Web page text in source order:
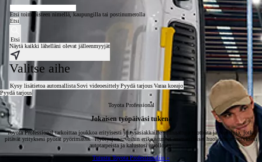
Etsi toimipisteen nimellä, kaupungilla tai postinumerolla
Etsi
Etsi
Näytä kaikki lähelläni olevat jälleenmyyjät
Valitse aihe
Kysy lisätietoa automallistaSovi videoesittelyPyydä tarjousVaraa koeajo
Pyydä tarjous
Toyota Professional
Jokaisen työpäiväsi tukena
Toyota Professional tarkoittaa joukkoa erityisesti yritysasiakkaille suunnattuja tuotteita ja palveluja, jotka
pitävät yrityksesi pyörät pyörimässä. Hyötyajoneuvoihin erikoistuneet ammattilaiset huolehtivat yrityksesi
autotarpeista ja kalustosi huollosta.
Tutustu Toyota Professionaliin »